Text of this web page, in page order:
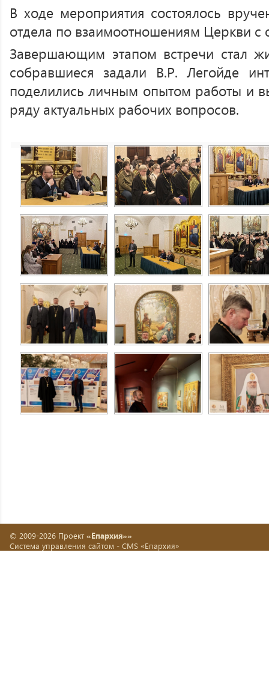
В ходе мероприятия состоялось
отдела по взаимоотношениям Церкви
Завершающим этапом встречи стал
собравшиеся задали В.Р. Легойде
поделились личным опытом работы и
ряду актуальных рабочих вопросов.
© 2009-2026 Проект «Епархия»»
Система управления сайтом - CMS «Епархия»